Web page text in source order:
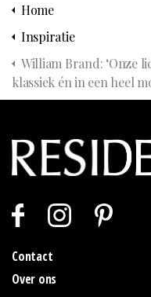
Home
Inspiratie
William Brand: ‘Onze
klassiek én in een heel
Contact
Over ons